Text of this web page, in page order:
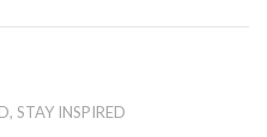
STAY INSPIRED